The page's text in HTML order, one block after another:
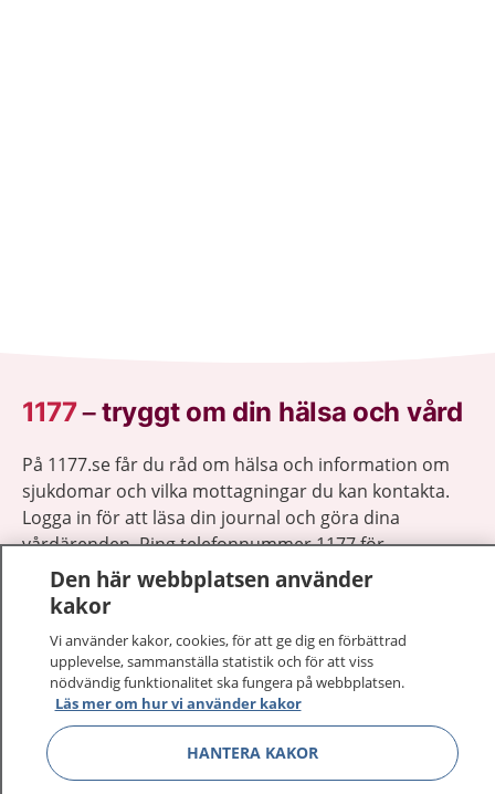
1177–tryggt om din hälsa och vård
På 1177.se får du råd om hälsa och information om
sjukdomar och vilka mottagningar du kan kontakta.
Logga in för att läsa din journal och göra dina
vårdärenden. Ring telefonnummer 1177 för
sjukvårdsrådgivning dygnet runt.
1177 ger dig råd när du vill må bättre.
1177 på flera språk Visa
Den här webbplatsen använder
kakor
Vi använder kakor, cookies, för att ge dig en förbättrad
upplevelse, sammanställa statistik och för att viss
nödvändig funktionalitet ska fungera på webbplatsen.
Läs mer om hur vi använder kakor
HANTERA KAKOR